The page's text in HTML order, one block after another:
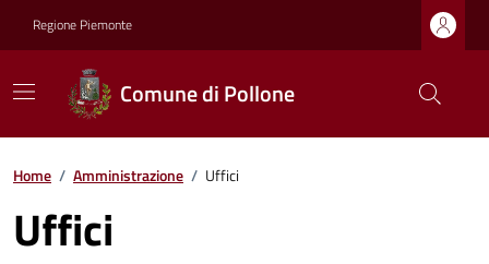
Regione Piemonte
Comune di Pollone
Home / Amministrazione / Uffici
Uffici